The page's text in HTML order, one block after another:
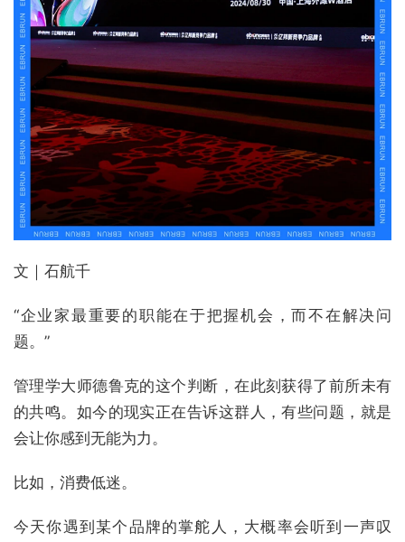
文｜石航千
“企业家最重要的职能在于把握机会，而不在解决问
题。”
管理学大师德鲁克的这个判断，在此刻获得了前所未有
的共鸣。如今的现实正在告诉这群人，有些问题，就是
会让你感到无能为力。
比如，消费低迷。
今天你遇到某个品牌的掌舵人，大概率会听到一声叹